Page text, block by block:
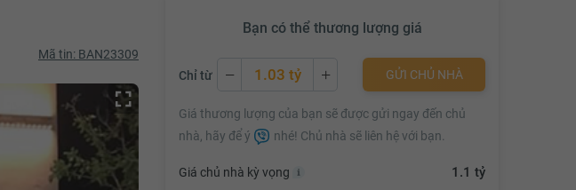
Mã tin: BAN23309
Bạn có thể thương lượng giá
Chỉ từ 1.03 tỷ
1.03 tỷ
1.05 tỷ
1.07 tỷ
GỬI CHỦ NHÀ
Giá thương lượng của bạn sẽ được gửi ngay đến chủ
nhà, hãy để ý
nhé! Chủ nhà sẽ liên hệ với bạn.
Giá chủ nhà kỳ vọng 1.1 tỷ